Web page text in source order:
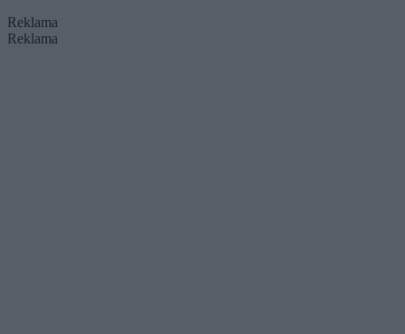
Reklama
Reklama